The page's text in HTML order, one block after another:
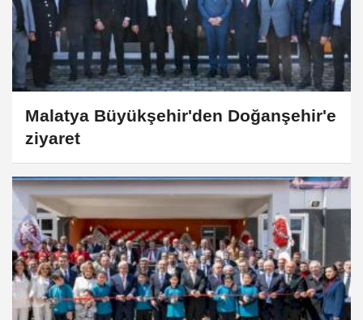
Malatya Büyükşehir'den Doğanşehir'e
ziyaret